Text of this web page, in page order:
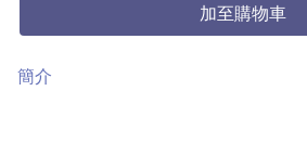
加至購物車
簡介